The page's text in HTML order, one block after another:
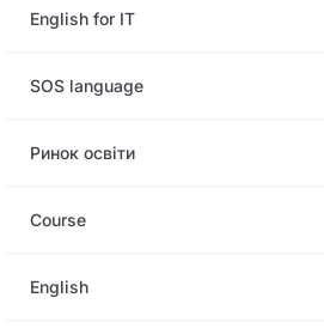
English for IT
SOS language
Ринок освіти
Сourse
English